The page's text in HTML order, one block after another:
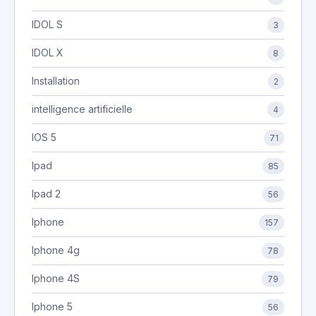
IDOL S 3
IDOL X 8
Installation 2
intelligence artificielle 4
IOS 5 71
Ipad 85
Ipad 2 56
Iphone 157
Iphone 4g 78
Iphone 4S 79
Iphone 5 56